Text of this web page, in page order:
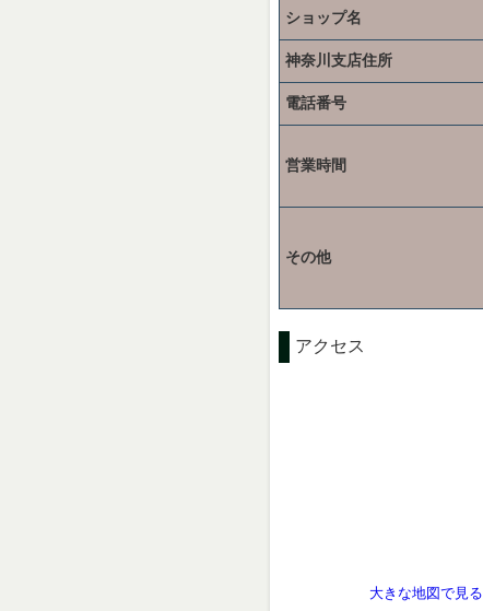
ショップ名
神奈川支店住所
電話番号
営業時間
その他
アクセス
大きな地図で見る